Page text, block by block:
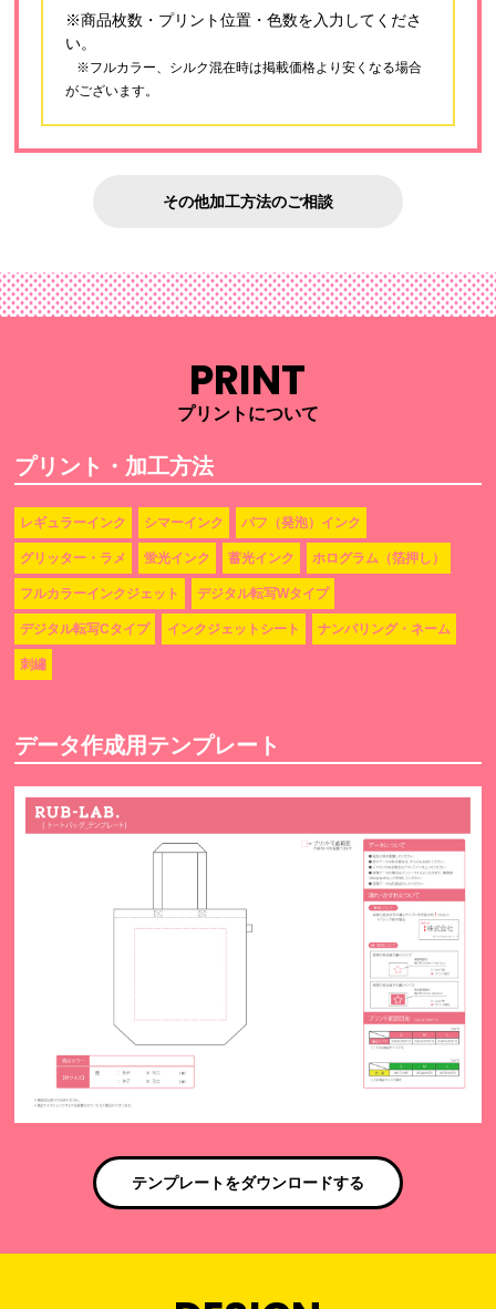
※商品枚数・プリント位置・色数を入力してくださ
い。
※フルカラー、シルク混在時は掲載価格より安くなる場合
がございます。
その他加工方法のご相談
PRINT
プリントについて
プリント・加工方法
レギュラーインク シマーインク パフ（発泡）インク
グリッター・ラメ 蛍光インク 蓄光インク ホログラム（箔押し）
フルカラーインクジェット デジタル転写Wタイプ
デジタル転写Cタイプ インクジェットシート ナンバリング・ネーム
刺繡
データ作成用テンプレート
テンプレートをダウンロードする